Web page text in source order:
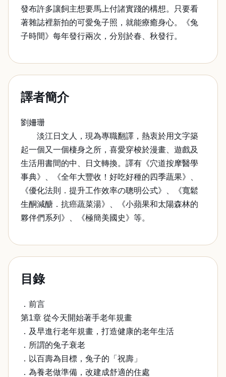
發布許多讓飼主想要馬上付諸實踐的構想。只要看
著雜誌裡新拍的可愛兔子照，就能療癒身心。《兔
子時間》每年發行兩次，分別於春、秋發行。
譯者簡介
劉姍珊
淡江日文人，現為專職翻譯，熱衷於用文字築
起一個又一個棲身之所，喜愛穿梭於漫畫、遊戲及
生活用書間的中、日文轉換。譯有《穴道按摩醫學
事典》、《全年大豐收！好吃好種的四季蔬果》、
《優化法則．提升工作效率の聰明公式》、《寬鬆
生酮減醣．抗癌蔬菜湯》、《小蘋果和太陽森林的
夥伴們系列》、《極簡美國史》等。
目錄
．前言
第1章 從今天開始著手老年規畫
．及早進行老年規畫，打造健康的老年生活
．所謂的兔子衰老
．以百壽為目標，兔子的「祝壽」
．為養老做準備，改建成舒適的住處